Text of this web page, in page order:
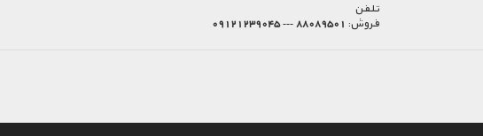
تلفن
فروش: 88089501 --- 09121239045